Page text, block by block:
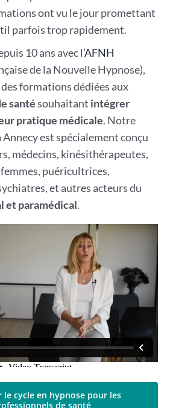
ont vu le jour promettant
parfois trop rapidement.
10 ans avec l’AFNH
de la Nouvelle Hypnose),
formations dédiées aux
santésouhaitant intégrer
pratique médicale. Notre
est spécialement conçu
médecins, kinésithérapeutes,
puéricultrices,
et autres acteurs du
et paramédical.
le cycle en hypnose pour les
de santé